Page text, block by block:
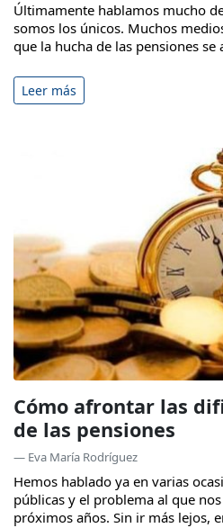
Últimamente hablamos mucho
somos los únicos. Muchos
que la hucha de las pensiones se
Leer más
Cómo afrontar las
de las pensiones
— Eva María Rodríguez
Hemos hablado ya en varias
públicas y el problema al que
próximos años. Sin ir más lejos,